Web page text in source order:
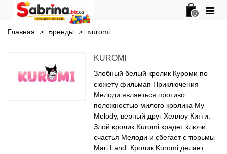
0
Главная > Бренды > Kuromi
KUROMI
Злобный белый кролик Куроми по
сюжету фильмап Приключения
Мелоди являеться противо
положностью милого кролика My
Melody, верный друг Хеллоу Китти.
Злой кролик Kuromi крадет ключи
счастья Мелоди и сбегает с тюрьмы
Mari Land. Кролик Kuromi делает